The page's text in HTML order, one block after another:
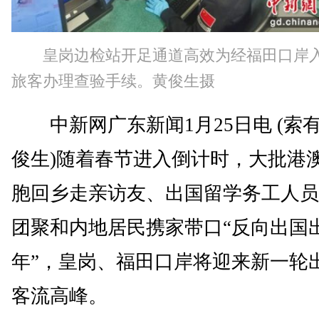
皇岗边检站开足通道高效为经福田口岸
旅客办理查验手续。黄俊生摄
中新网广东新闻1月25日电 (索
俊生)随着春节进入倒计时，大批港
胞回乡走亲访友、出国留学务工人
团聚和内地居民携家带口“反向出国
年”，皇岗、福田口岸将迎来新一轮
客流高峰。